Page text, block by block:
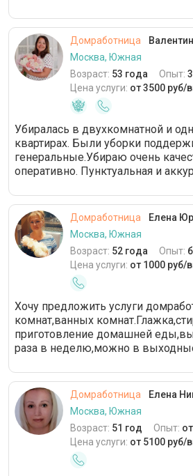
Домработница
Москва, Южная
Возраст: 53 года Опыт:
Цена услуги: от 3500 руб/
Убиралась в двухкомнатной и
квартирах. Были уборки
генеральные.Убираю очень
оперативно. Пунктуальная и
Домработница
Елена
Москва, Южная
Возраст: 52 года Опыт:
Цена услуги: от 1000 руб/
Хочу предложить услуги
комнат,ванных
приготовление домашней
раза в неделю,можно в
Домработница
Елена
Москва, Южная
Возраст: 51 год Опыт:
Цена услуги: от 5100 руб/